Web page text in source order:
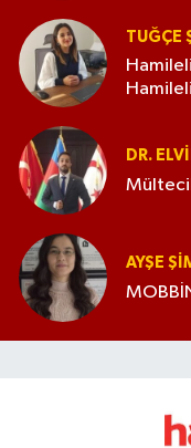
TUĞÇE
DR.
AYŞE